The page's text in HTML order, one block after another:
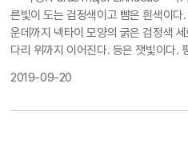
른빛이 도는 검정색이고 뺨은 흰색이
운데까지 넥타이 모양의 굵은 검정색
다리 위까지 이어진다. 등은 잿빛이다.
틈, 돌담 틈 또는 나뭇가지에 마른 풀줄
2019-09-20